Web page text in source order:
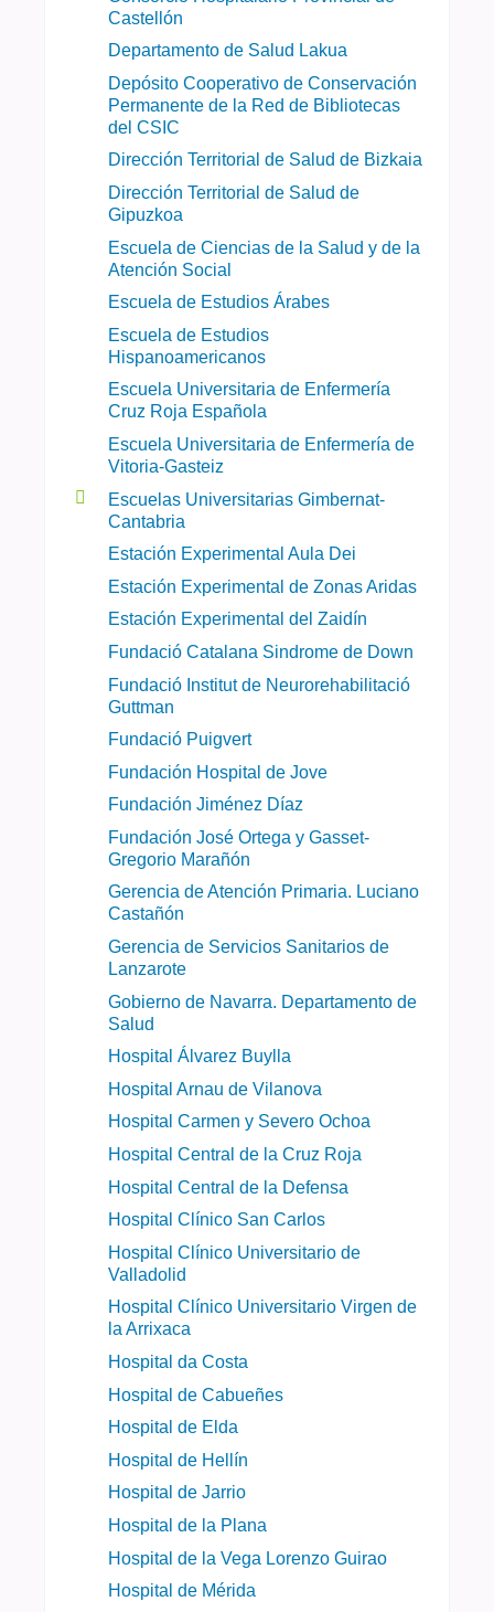
Castellón
Departamento de Salud Lakua
Depósito Cooperativo de Conservación
Permanente de la Red de Bibliotecas
del CSIC
Dirección Territorial de Salud de Bizkaia
Dirección Territorial de Salud de
Gipuzkoa
Escuela de Ciencias de la Salud y de la
Atención Social
Escuela de Estudios Árabes
Escuela de Estudios
Hispanoamericanos
Escuela Universitaria de Enfermería
Cruz Roja Española
Escuela Universitaria de Enfermería de
Vitoria-Gasteiz
Escuelas Universitarias Gimbernat-
Cantabria
Estación Experimental Aula Dei
Estación Experimental de Zonas Aridas
Estación Experimental del Zaidín
Fundació Catalana Sindrome de Down
Fundació Institut de Neurorehabilitació
Guttman
Fundació Puigvert
Fundación Hospital de Jove
Fundación Jiménez Díaz
Fundación José Ortega y Gasset-
Gregorio Marañón
Gerencia de Atención Primaria. Luciano
Castañón
Gerencia de Servicios Sanitarios de
Lanzarote
Gobierno de Navarra. Departamento de
Salud
Hospital Álvarez Buylla
Hospital Arnau de Vilanova
Hospital Carmen y Severo Ochoa
Hospital Central de la Cruz Roja
Hospital Central de la Defensa
Hospital Clínico San Carlos
Hospital Clínico Universitario de
Valladolid
Hospital Clínico Universitario Virgen de
la Arrixaca
Hospital da Costa
Hospital de Cabueñes
Hospital de Elda
Hospital de Hellín
Hospital de Jarrio
Hospital de la Plana
Hospital de la Vega Lorenzo Guirao
Hospital de Mérida